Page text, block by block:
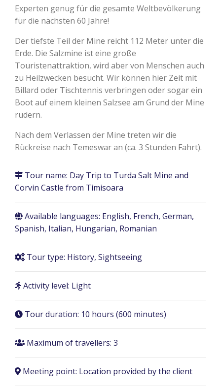
Experten genug für die gesamte Weltbevölkerung
für die nächsten 60 Jahre!
Der tiefste Teil der Mine reicht 112 Meter unter die
Erde. Die Salzmine ist eine große
Touristenattraktion, wird aber von Menschen auch
zu Heilzwecken besucht. Wir können hier Zeit mit
Billard oder Tischtennis verbringen oder sogar ein
Boot auf einem kleinen Salzsee am Grund der Mine
rudern.
Nach dem Verlassen der Mine treten wir die
Rückreise nach Temeswar an (ca. 3 Stunden Fahrt).
Tour name: Day Trip to Turda Salt Mine and
Corvin Castle from Timisoara
Available languages: English, French, German,
Spanish, Italian, Hungarian, Romanian
Tour type: History, Sightseeing
Activity level: Light
Tour duration: 10 hours (600 minutes)
Maximum of travellers: 3
Meeting point: Location provided by the client